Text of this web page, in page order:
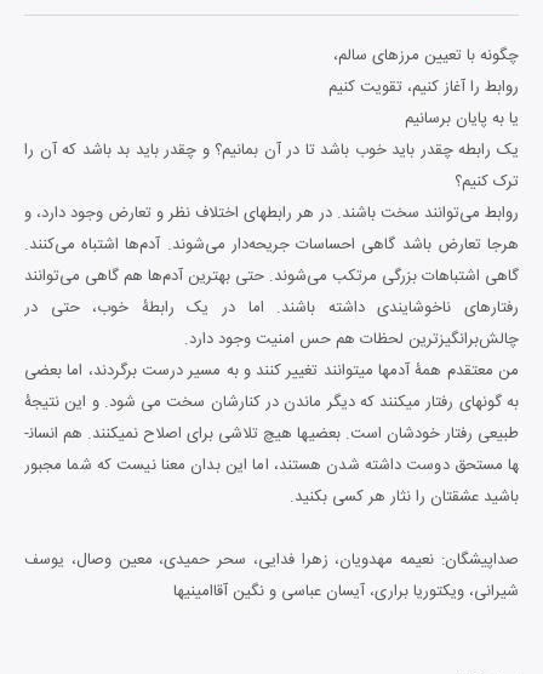
چگونه با تعیین مرزهای سالم،
روابط را آغاز کنیم، تقویت کنیم
یا به پایان برسانیم
یک رابطه چقدر باید خوب باشد تا در آن بمانیم؟ و چقدر باید بد باشد که آن را
ترک کنیم؟
روابط می‌توانند سخت باشند. در هر رابطه­ای اختلاف نظر و تعارض وجود دارد، و
هرجا تعارض باشد گاهی احساسات جریحه‌دار می‌شوند. آدم‌ها اشتباه می‌کنند.
گاهی اشتباهات بزرگی مرتکب می‌شوند. حتی بهترین آدم‌ها هم گاهی می‌توانند
رفتارهای ناخوشایندی داشته باشند. اما در یک رابطۀ خوب، حتی در
چالش‌برانگیزترین لحظات هم حس امنیت وجود دارد.
من معتقدم همۀ آدم­ها می­توانند تغییر کنند و به مسیر درست برگردند، اما بعضی
به گونه­ای رفتار می­کنند که دیگر ماندن در کنارشان سخت می شود. و این نتیجۀ
طبیعی رفتار خودشان است. بعضی­ها هیچ تلاشی برای اصلاح نمی­کنند. هم­ انسان­
ها مستحق دوست داشته شدن هستند، اما این بدان معنا نیست که شما مجبور
باشید عشق­تان را نثار هر کسی بکنید.
صداپیشگان: نعیمه مهدویان، زهرا فدایی، سحر حمیدی، معین وصال، یوسف
شیرانی، ویکتوریا براری، آیسان عباسی و نگین آقاامینی­ها